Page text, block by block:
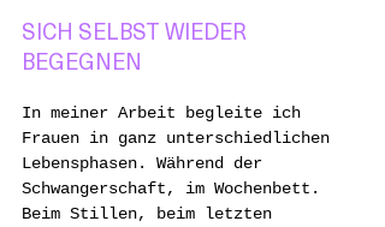
SICH SELBST WIEDER
BEGEGNEN
In meiner Arbeit begleite ich
Frauen in ganz unterschiedlichen
Lebensphasen. Während der
Schwangerschaft, im Wochenbett.
Beim Stillen, beim letzten